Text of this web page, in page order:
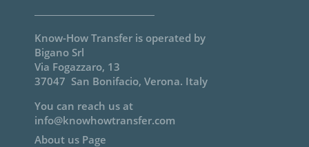
Know-How Transfer is operated by
Bigano Srl
Via Fogazzaro, 13
37047 San Bonifacio, Verona. Italy
You can reach us at
info@knowhowtransfer.com
About us Page